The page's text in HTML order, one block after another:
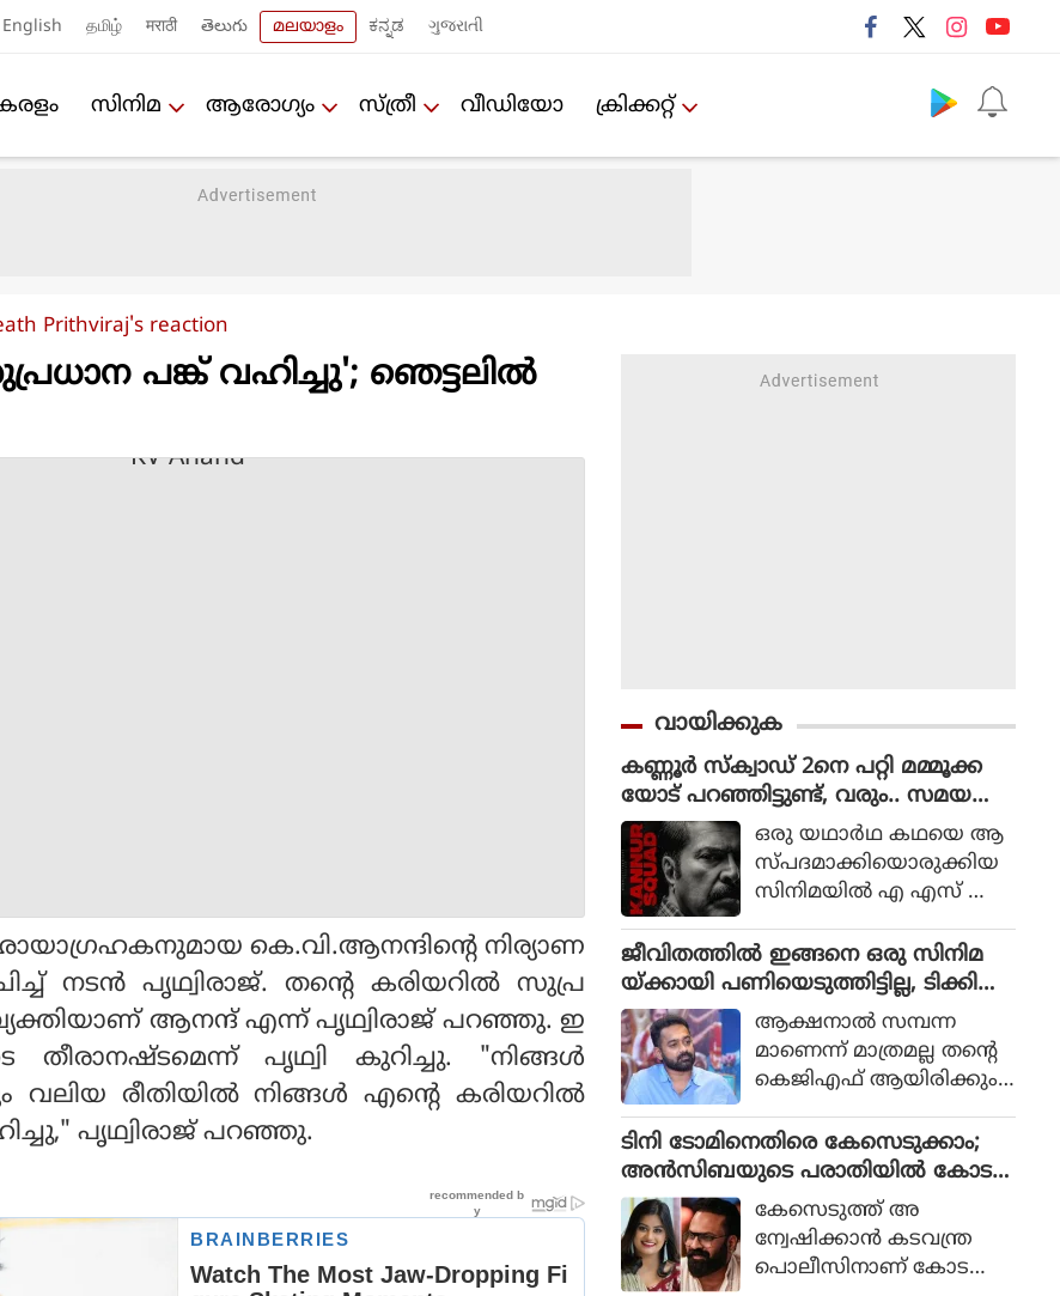
English தமிழ் मराठी తెలుగు മലയാളം ಕನ್ನಡ ગુજરાતી
സിനിമ ആരോഗ്യം സ്ത്രീ വീഡിയോ ക്രിക്കറ്റ്‌
Prithviraj's reaction
പങ്ക് വഹിച്ചു'; ഞെട്ടലില്‍
കെ.വി.ആനന്ദിന്റെ നിര്യാണ
നടന്‍ പൃഥ്വിരാജ്. തന്റെ കരിയറില്‍ സുപ്ര
ആനന്ദ് എന്ന് പൃഥ്വിരാജ് പറഞ്ഞു. ഇ
തീരാനഷ്ടമെന്ന് പൃഥ്വി കുറിച്ചു. "നിങ്ങള്‍
വലിയ രീതിയില്‍ നിങ്ങള്‍ എന്റെ കരിയറില്‍
പൃഥ്വിരാജ് പറഞ്ഞു.
വായിക്കുക
കണ്ണൂർ സ്ക്വാഡ് 2നെ പറ്റി മമ്മൂക്ക
യോട് പറഞ്ഞിട്ടുണ്ട്, വരും.. സമയ
മെടുക്കും : റോണി ഡേവിഡ്
ഒരു യഥാര്‍ഥ കഥയെ ആ
സ്പദമാക്കിയൊരുക്കിയ
സിനിമയില്‍ എ എസ് ഐ
ഥാപാത്രമായാണ് മമ്മൂട്ടി
എത്തിയത്. ഒരു കുറ്റ
വാളിയെ പിടികൂടാനായി ഉ
ത്തരേന്ത്യന്‍ സംസ്ഥാനങ്ങ
ളിലേക്ക് യാത്ര തിരിക്കുന്ന
പോലീസ് സംഘത്തിന്റെ ക
ഥയായിരുന്നു 2023ല്‍ പുറ
ത്തിറങ്ങിയ സിനിമ പറ
ഞ്ഞത്.
ജീവിതത്തിൽ ഇങ്ങനെ ഒരു സിനിമ
യ്ക്കായി പണിയെടുത്തിട്ടില്ല, ടിക്കി
ടാക്കയെ പറ്റി ആസിഫ് അലി
ആക്ഷനാല്‍ സമ്പന്ന
മാണെന്ന് മാത്രമല്ല തന്റെ
കെജിഎഫ് ആയിരിക്കും
അലിയുടെ തുറന്നുപറയ
ലും ഒപ്പം വി എസ്
രോഹിത്- ആസിഫ് അലി
കൂട്ടുക്കെട്ടിലുള്ള വിശ്വാസ
വും സിനിമയ്ക്ക് വലിയ
ഹൈപ്പ് നല്‍കിയിട്ടുണ്ട്.
ടിനി ടോമിനെതിരെ കേസെടുക്കാം;
അൻസിബയുടെ പരാതിയിൽ കോട
തി നിർദേശം കേസെടുത്ത് അ
ന്വേഷിക്കാൻ കടവന്ത്ര
പൊലീസിനാണ് കോട